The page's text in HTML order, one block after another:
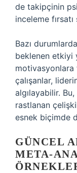
de takipçinin
inceleme fırsatı
Bazı
beklenen etkiyi
motivasyonlara
çalışanlar,
algılayabilir.
rastlanan
esnek biçimde
GÜNCEL
META-